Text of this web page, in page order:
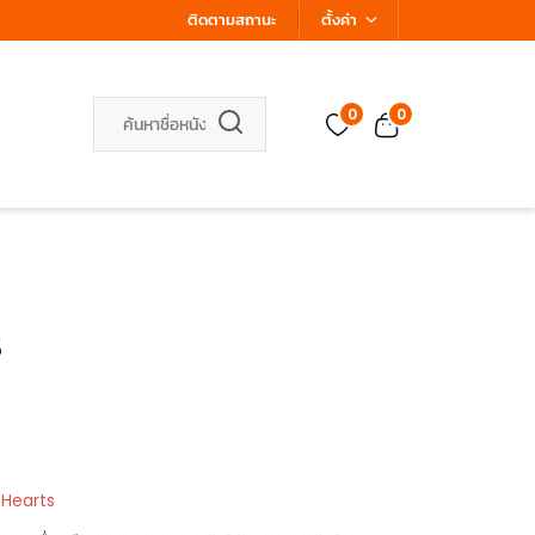
ติดตามสถานะ ตั้งค่า
0 0
Hearts